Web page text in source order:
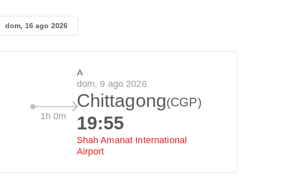
dom, 16 ago 2026
1h 0m
A
dom, 9 ago 2026
Chittagong(CGP)
19:55
Shah Amanat International
Airport